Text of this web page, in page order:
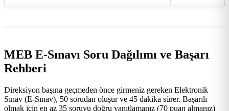
MEB E-Sınavı Soru Dağılımı ve Başarı
Rehberi
Direksiyon başına geçmeden önce girmeniz gereken Elektronik
Sınav (E-Sınav), 50 sorudan oluşur ve 45 dakika sürer. Başarılı
olmak için en az 35 soruyu doğru yanıtlamanız (70 puan almanız)